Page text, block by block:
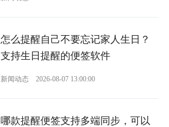
怎么提醒自己不要忘记家人生日？
支持生日提醒的便签软件
新闻动态 2026-08-07 13:00:00
哪款提醒便签支持多端同步，可以